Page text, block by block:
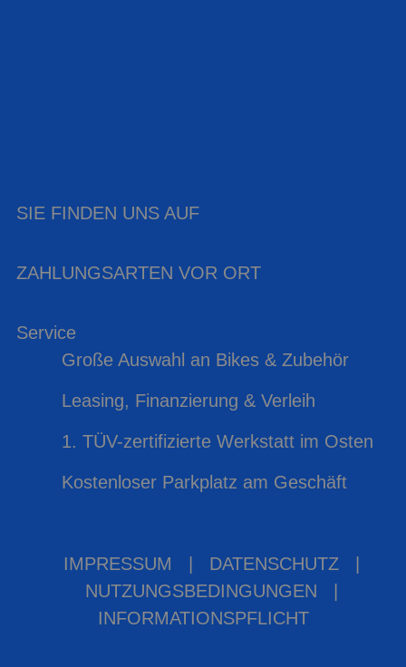
SIE FINDEN UNS AUF
ZAHLUNGSARTEN VOR ORT
Service
Große Auswahl an Bikes & Zubehör
Leasing, Finanzierung & Verleih
1. TÜV-zertifizierte Werkstatt im Osten
Kostenloser Parkplatz am Geschäft
IMPRESSUM DATENSCHUTZ
NUTZUNGSBEDINGUNGEN
INFORMATIONSPFLICHT